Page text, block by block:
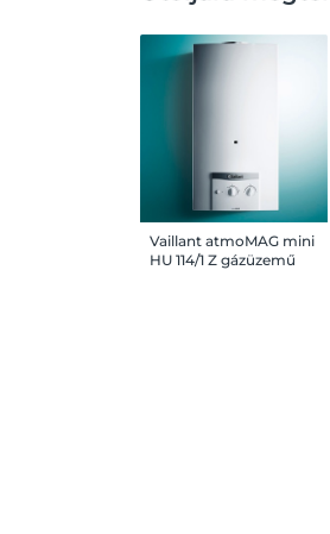
Vaillant atmoMAG mini
HU 114/1 Z gázüzemű